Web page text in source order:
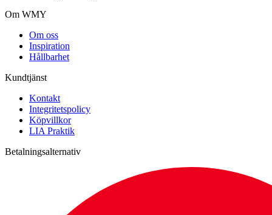
Om WMY
Om oss
Inspiration
Hållbarhet
Kundtjänst
Kontakt
Integritetspolicy
Köpvillkor
LIA Praktik
Betalningsalternativ